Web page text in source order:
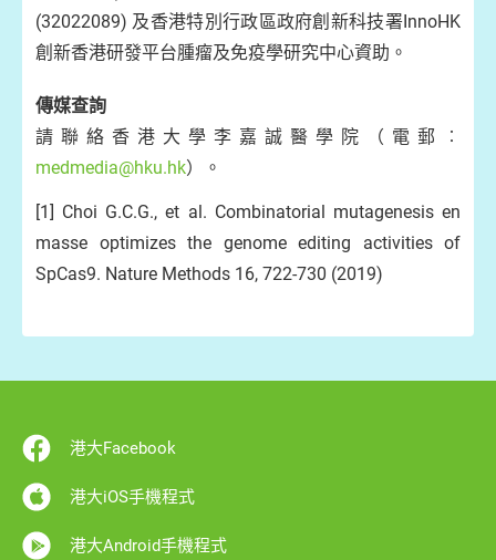
(32022089) 及香港特別行政區政府創新科技署InnoHK
創新香港研發平台腫瘤及免疫學研究中心資助。
傳媒查詢
請聯絡香港大學李嘉誠醫學院（電郵︰
medmedia@hku.hk）。
[1] Choi G.C.G., et al. Combinatorial mutagenesis en
masse optimizes the genome editing activities of
SpCas9. Nature Methods 16, 722-730 (2019)
港大Facebook
港大iOS手機程式
港大Android手機程式